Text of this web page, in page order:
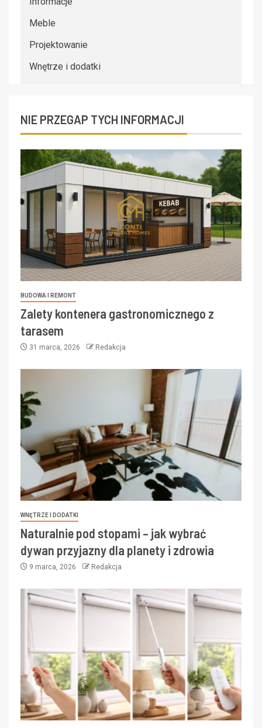
Meble
Projektowanie
Wnętrze i dodatki
NIE PRZEGAP TYCH INFORMACJI
BUDOWA I REMONT
Zalety kontenera gastronomicznego z
tarasem
31 marca, 2026 Redakcja
WNĘTRZE I DODATKI
Naturalnie pod stopami – jak wybrać
dywan przyjazny dla planety i zdrowia
9 marca, 2026 Redakcja